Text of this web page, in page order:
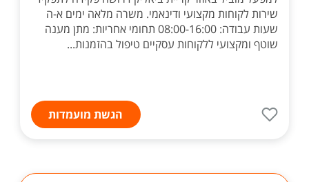
שירות לקוחות מקצועי ודינאמי. משרה מלאה ימים א-ה
שעות עבודה: 08:00-16:00 תחומי אחריות: מתן מענה
שוטף ומקצועי ללקוחות עסקיים טיפול בהזמנות...
הגשת מועמדות